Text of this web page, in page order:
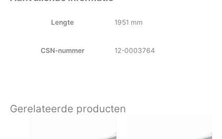
Lengte 1951 mm
CSN-nummer 12-0003764
Gerelateerde producten